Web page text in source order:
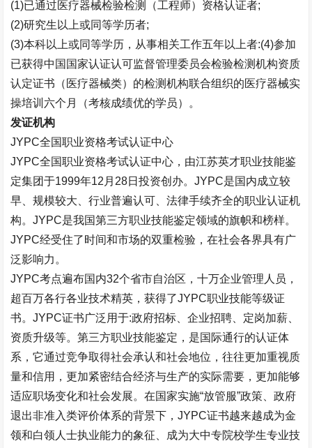
(1)已通过医疗器械检验检测（工程师）资格认证者;
(2)研究生以上或同等学历者;
(3)本科以上或同等学历，从事相关工作五年以上者:(4)参加
已获得中国国家认证认可监督管理委员会检验检测机构资质
认定证书（医疗器械类）的检测机构联合组织的医疗器械实
操培训六个月（考核成绩优的学员）。
发证机构
JYPC全国职业资格考试认证中心
JYPC全国职业资格考试认证中心，由江苏英才职业技能鉴
定集团于1999年12 月 28日投资创办。JYPC是国内成立较
早、规模较大、行业普遍认可、法律手续齐全的职业认证机
构。JYPC是我国第三方职业技能鉴定领域的旗帜和榜样。
JYPC经受住了时间和市场的双重检验，在社会各界具有广
泛影响力。
JYPC考点遍布国内32个省市自治区，十万企业管理人员，
超百万各行各业技术精英，获得了JYPC职业技能等级证
书。JYPC证书广泛用于:政府招标、企业招聘、定岗加薪、
资质升级等。第三方职业技能鉴定，是国际通行的认证体
系，它通过竞争取得社会承认和社会地位，往往更加重视质
量和信用，更加紧密结合经济与生产的实际需要，更加能够
适应职场变化和社会发展。在国家实施“放管服”政策、政府
退出非准入类评价体系的背景下，JYPC证书越来越成为金
领和白领人士执业能力的象征、成为大中专院校学生专业技